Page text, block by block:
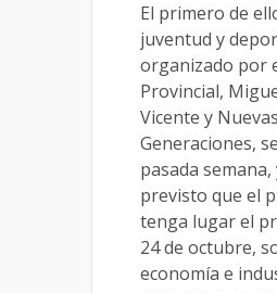
El primero de
juventud y
organizado por
Provincial,
Vicente y Nuevas
Generaciones,
pasada semana,
previsto que el
tenga lugar el
24 de octubre,
economía e